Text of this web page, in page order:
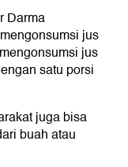
Darma
jus
jus
satu porsi
juga bisa
buah atau